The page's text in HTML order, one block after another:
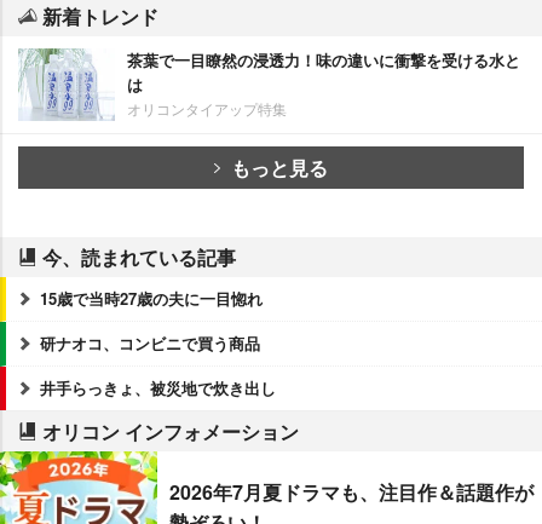
新着トレンド
茶葉で一目瞭然の浸透力！味の違いに衝撃を受ける水と
は
オリコンタイアップ特集
もっと見る
今、読まれている記事
15歳で当時27歳の夫に一目惚れ
研ナオコ、コンビニで買う商品
井手らっきょ、被災地で炊き出し
オリコン インフォメーション
2026年7月夏ドラマも、注目作＆話題作が